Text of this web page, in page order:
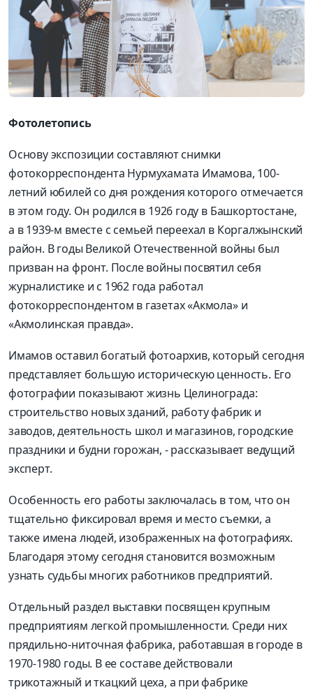
Фотолетопись
Основу экспозиции составляют снимки
фотокорреспондента Нурмухамата Имамова, 100-
летний юбилей со дня рождения которого отмечается
в этом году. Он родился в 1926 году в Башкортостане,
а в 1939-м вместе с семьей переехал в Коргалжынский
район. В годы Великой Оте­чественной войны был
призван на фронт. После войны посвятил себя
журналистике и с 1962 года работал
фотокорреспондентом в газетах «Акмола» и
«Акмолинская правда».
Имамов оставил богатый фотоархив, который сегодня
представляет большую историческую ценность. Его
фотографии показывают жизнь Целинограда:
строительство новых зданий, работу фабрик и
заводов, деятельность школ и магазинов, городские
праздники и будни горожан, - рассказывает ведущий
эксперт.
Особенность его работы заключалась в том, что он
тщательно фиксировал время и место съемки, а
также имена людей, изображенных на фотографиях.
Благодаря этому сегодня становится возможным
узнать судьбы многих работников предприятий.
Отдельный раздел выставки посвящен крупным
предприятиям легкой промышленности. Среди них
прядильно-ниточная фабрика, работавшая в городе в
1970-1980 годы. В ее составе действовали
трикотажный и ткацкий цеха, а при фабрике